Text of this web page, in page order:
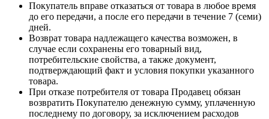
Покупатель вправе отказаться от товара в любое время
до его передачи, а после его передачи в течение 7 (семи)
дней.
Возврат товара надлежащего качества возможен, в
случае если сохранены его товарный вид,
потребительские свойства, а также документ,
подтверждающий факт и условия покупки указанного
товара.
При отказе потребителя от товара Продавец обязан
возвратить Покупателю денежную сумму, уплаченную
последнему по договору, за исключением расходов